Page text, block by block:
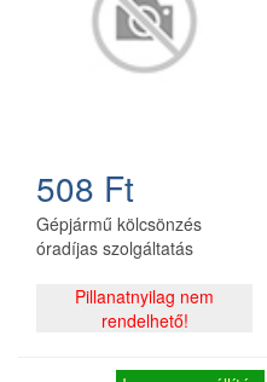
508 Ft
Gépjármű kölcsönzés
óradíjas szolgáltatás
Pillanatnyilag nem
rendelhető!